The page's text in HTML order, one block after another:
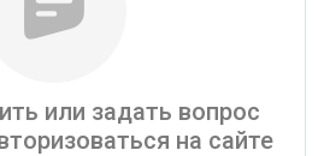
или задать вопрос
на сайте